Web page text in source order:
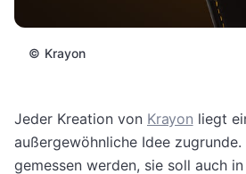
© Krayon
Jeder Kreation von Krayon liegt
außergewöhnliche Idee
gemessen werden, sie soll auch